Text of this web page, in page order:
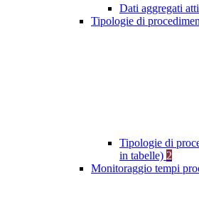
Dati aggregati
Tipologie di
Tipologie di
in tabelle) 2
Monitoraggio tempi